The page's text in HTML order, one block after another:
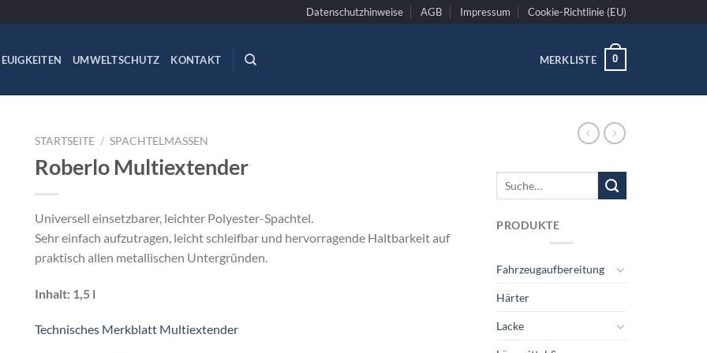
Datenschutzhinweise AGB Impressum Cookie-Richtlinie (EU)
UMWELTSCHUTZ KONTAKT MERKLISTE 0
STARTSEITE / SPACHTELMASSEN
Roberlo Multiextender
Universell einsetzbarer, leichter Polyester-Spachtel.
Sehr einfach aufzutragen, leicht schleifbar und hervorragende Haltbarkeit auf
praktisch allen metallischen Untergründen.
Inhalt: 1,5 l
Technisches Merkblatt Multiextender
PRODUKTE
Fahrzeugaufbereitung
Härter
Lacke